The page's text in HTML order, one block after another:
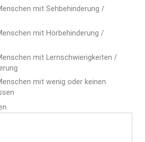
mit Sehbehinderung /
mit Hörbehinderung /
mit Lernschwierigkeiten /
mit wenig oder keinen